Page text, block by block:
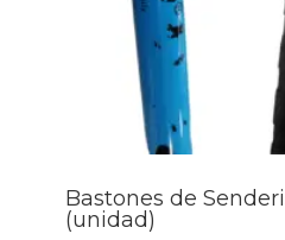
Bastones de
(unidad)